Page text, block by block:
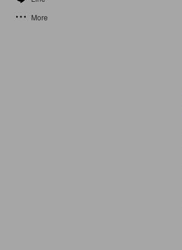
More